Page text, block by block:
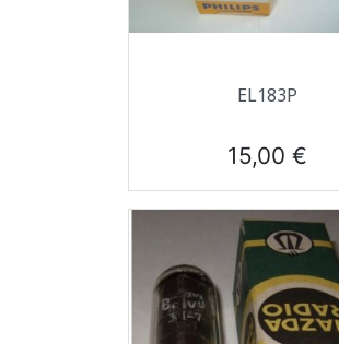
Aperçu rapide
EL183P
Prix
15,00 €